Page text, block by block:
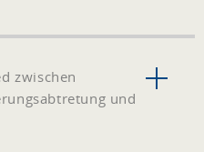
zwischen
und